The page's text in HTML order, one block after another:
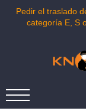
Pedir el traslado
categoría E, S